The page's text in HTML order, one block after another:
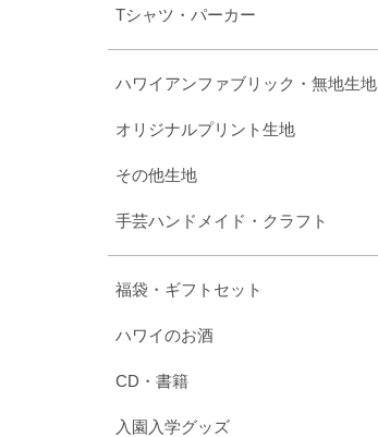
Tシャツ・パーカー
ハワイアンファブリック・無地生地
オリジナルプリント生地
その他生地
手芸ハンドメイド・クラフト
福袋・ギフトセット
ハワイのお酒
CD・書籍
入園入学グッズ